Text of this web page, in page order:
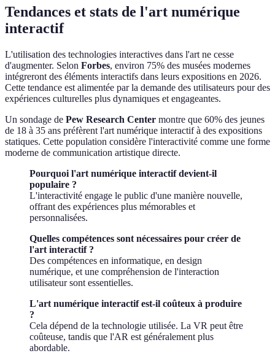
Tendances et stats de l'art numérique
interactif
L'utilisation des technologies interactives dans l'art ne cesse
d'augmenter. Selon Forbes, environ 75% des musées modernes
intégreront des éléments interactifs dans leurs expositions en 2026.
Cette tendance est alimentée par la demande des utilisateurs pour des
expériences culturelles plus dynamiques et engageantes.
Un sondage de Pew Research Center montre que 60% des jeunes
de 18 à 35 ans préfèrent l'art numérique interactif à des expositions
statiques. Cette population considère l'interactivité comme une forme
moderne de communication artistique directe.
Pourquoi l'art numérique interactif devient-il
populaire ?
L'interactivité engage le public d'une manière nouvelle,
offrant des expériences plus mémorables et
personnalisées.
Quelles compétences sont nécessaires pour créer de
l'art interactif ?
Des compétences en informatique, en design
numérique, et une compréhension de l'interaction
utilisateur sont essentielles.
L'art numérique interactif est-il coûteux à produire
?
Cela dépend de la technologie utilisée. La VR peut être
coûteuse, tandis que l'AR est généralement plus
abordable.